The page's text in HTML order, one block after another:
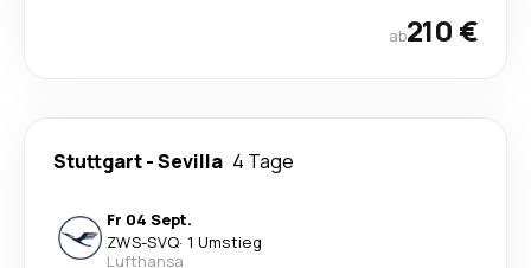
ab210 €
Stuttgart-Sevilla 4 Tage
Fr 04 Sept.
ZWS-SVQ· 1 Umstieg
Lufthansa